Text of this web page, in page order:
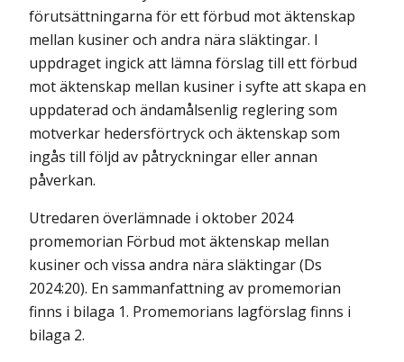
förutsättningarna för ett förbud mot äktenskap
mellan kusiner och andra nära släktingar. I
uppdraget ingick att lämna förslag till ett förbud
mot äktenskap mellan kusiner i syfte att skapa en
uppdaterad och ändamålsenlig reglering som
motverkar hedersförtryck och äktenskap som
ingås till följd av påtryckningar eller annan
påverkan.
Utredaren överlämnade i oktober 2024
promemorian Förbud mot äktenskap mellan
kusiner och vissa andra nära släktingar (Ds
2024:20). En sammanfattning av promemorian
finns i bilaga 1. Promemorians lagförslag finns i
bilaga 2.